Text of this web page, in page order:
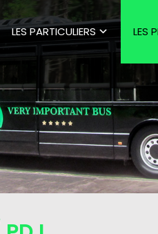
LES PARTICULIERS LES